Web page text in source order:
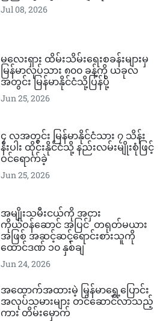
Jul 08, 2026
မလေးရှား ထိမ်းသိမ်းရေးစခန်းများမှ
မြန်မာလုပ်သား ၈၀၀ ခန့်ကို ယခုလ
အတွင်း မြန်မာနိုင်ငံသို့ပြန်ပို့
Jun 25, 2026
၄ လအတွင်း မြန်မာနိုင်ငံသား ၇ သိန်း
နီးပါး ထိုင်းနိုင်ငံသို့ နည်းလမ်းမျိုးစုံဖြင့်
ဝင်ရောက်ခဲ့
Jun 25, 2026
အမျိုးသမီးငယ်ကို အငှား
ကိုယ်ဝန်ဆောင် အပြင် တရုတ်မယား
အဖြစ် အဆင့်ဆင့်ရောင်းစားသူကို
ထောင်ဒဏ် ၁၀ နှစ်ချ
Jun 24, 2026
အထောက်အထားမဲ့ မြန်မာရွှေ့ပြောင်း
အလုပ်သမားများ တင်ဆောင်လာသည့်
ကား တိမ်းမှောက်